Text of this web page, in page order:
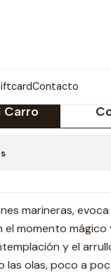
Contacto
VAN
Carro
marineras,
momento
y el
las olas, poco a